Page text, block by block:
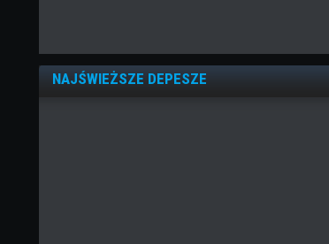
NAJŚWIEŻSZE DEPESZE